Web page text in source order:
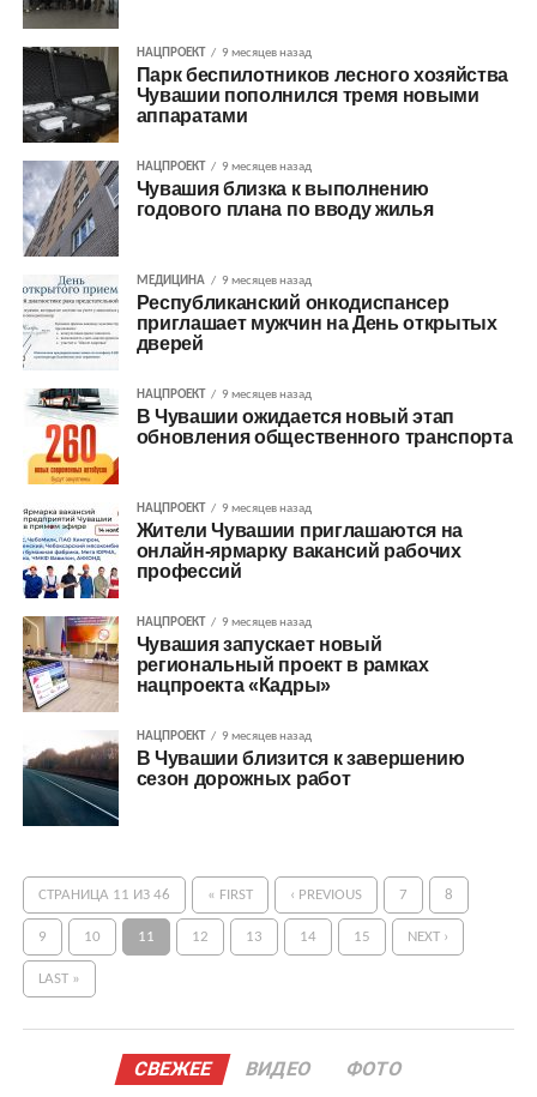
НАЦПРОЕКТ 9 месяцев назад
Парк беспилотников лесного хозяйства
Чувашии пополнился тремя новыми
аппаратами
НАЦПРОЕКТ 9 месяцев назад
Чувашия близка к выполнению
годового плана по вводу жилья
МЕДИЦИНА 9 месяцев назад
Республиканский онкодиспансер
приглашает мужчин на День открытых
дверей
НАЦПРОЕКТ 9 месяцев назад
В Чувашии ожидается новый этап
обновления общественного транспорта
НАЦПРОЕКТ 9 месяцев назад
Жители Чувашии приглашаются на
онлайн-ярмарку вакансий рабочих
профессий
НАЦПРОЕКТ 9 месяцев назад
Чувашия запускает новый
региональный проект в рамках
нацпроекта «Кадры»
НАЦПРОЕКТ 9 месяцев назад
В Чувашии близится к завершению
сезон дорожных работ
СТРАНИЦА 11 ИЗ 46 « FIRST ‹ PREVIOUS 7 8
9 10 11 12 13 14 15 NEXT ›
LAST »
СВЕЖЕЕ ВИДЕО ФОТО